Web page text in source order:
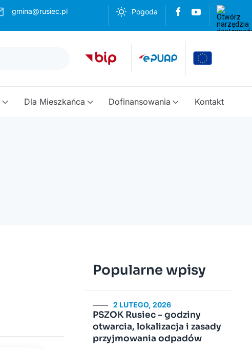
gmina@rusiec.pl Pogoda
Dla Mieszkańca Dofinansowania Kontakt
Popularne wpisy
2 LUTEGO, 2026
PSZOK Rusiec – godziny
otwarcia, lokalizacja i zasady
przyjmowania odpadów